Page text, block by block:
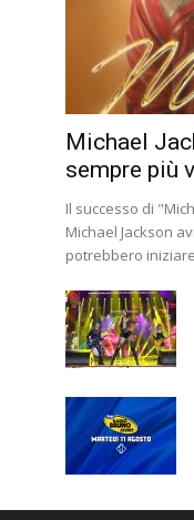
Michael
sempre più
Il successo di
Michael Jackson
potrebbero